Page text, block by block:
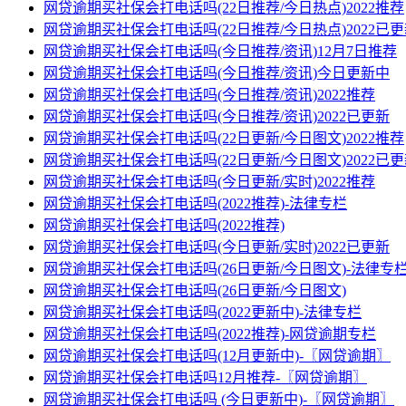
网贷逾期买社保会打电话吗(22日推荐/今日热点)2022推荐
网贷逾期买社保会打电话吗(22日推荐/今日热点)2022已
网贷逾期买社保会打电话吗(今日推荐/资讯)12月7日推荐
网贷逾期买社保会打电话吗(今日推荐/资讯)今日更新中
网贷逾期买社保会打电话吗(今日推荐/资讯)2022推荐
网贷逾期买社保会打电话吗(今日推荐/资讯)2022已更新
网贷逾期买社保会打电话吗(22日更新/今日图文)2022推荐
网贷逾期买社保会打电话吗(22日更新/今日图文)2022已
网贷逾期买社保会打电话吗(今日更新/实时)2022推荐
网贷逾期买社保会打电话吗(2022推荐)-法律专栏
网贷逾期买社保会打电话吗(2022推荐)
网贷逾期买社保会打电话吗(今日更新/实时)2022已更新
网贷逾期买社保会打电话吗(26日更新/今日图文)-法律专
网贷逾期买社保会打电话吗(26日更新/今日图文)
网贷逾期买社保会打电话吗(2022更新中)-法律专栏
网贷逾期买社保会打电话吗(2022推荐)-网贷逾期专栏
网贷逾期买社保会打电话吗(12月更新中)-〖网贷逾期〗
网贷逾期买社保会打电话吗12月推荐-〖网贷逾期〗
网贷逾期买社保会打电话吗 (今日更新中)-〖网贷逾期〗